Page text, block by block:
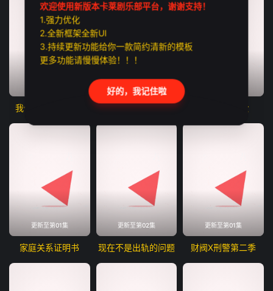
我们愉快的好日子
更新至第09集
红色珍珠 我的荒糖恋爱
更新至第01集
家庭关系证明书
更新至第02集
现在不是出轨的问题
更新至第01集
财阀X刑警第二季
欢迎使用新版本卡莱剧乐部平台，谢谢支持！
1.强力优化
2.全新框架全新UI
3.持续更新功能给你一款简约清新的模板
更多功能请慢慢体验！！！
好的，我记住啦